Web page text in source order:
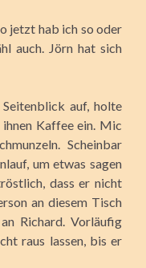
jetzt hab ich so oder
auch. Jörn hat sich
auf, holte
ihnen Kaffee ein. Mic
Scheinbar
um etwas sagen
dass er nicht
an diesem Tisch
Richard. Vorläufig
raus lassen, bis er